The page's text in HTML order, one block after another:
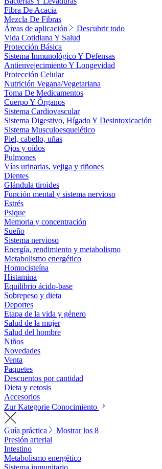
Fibra De Acacia
Mezcla De Fibras
Áreas de aplicación
Descubrir todo
Vida Cotidiana Y Salud
Protección Básica
Sistema Inmunológico Y Defensas
Antienvejecimiento Y Longevidad
Protección Celular
Nutrición Vegana/Vegetariana
Toma De Medicamentos
Cuerpo Y Órganos
Sistema Cardiovascular
Sistema Digestivo, Hígado Y Desintoxicación
Sistema Musculoesquelético
Piel, cabello, uñas
Ojos y oídos
Pulmones
Vías urinarias, vejiga y riñones
Dientes
Glándula tiroides
Función mental y sistema nervioso
Estrés
Psique
Memoria y concentración
Sueño
Sistema nervioso
Energía, rendimiento y metabolismo
Metabolismo energético
Homocisteína
Histamina
Equilibrio ácido-base
Sobrepeso y dieta
Deportes
Etapa de la vida y género
Salud de la mujer
Salud del hombre
Niños
Novedades
Venta
Paquetes
Descuentos por cantidad
Dieta y cetosis
Accesorios
Zur Kategorie Conocimiento
Guía práctica
Mostrar los 8
Presión arterial
Intestino
Metabolismo energético